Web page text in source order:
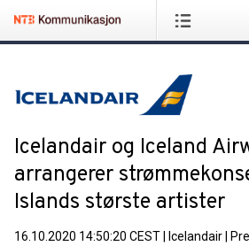
Icelandair og Iceland
arrangerer
Islands største artister
16.10.2020 14:50:20 CEST Icelandair